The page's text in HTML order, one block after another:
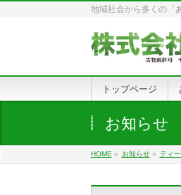
地域社会から多くの
トップページ
お知らせ
HOME» お知らせ» ティ